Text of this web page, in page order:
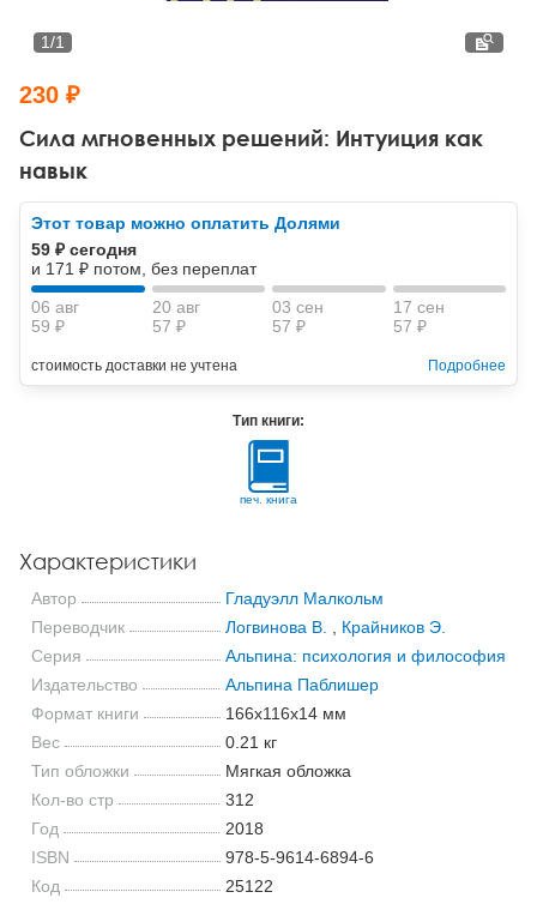
Другие направления психотерапии
Классический, эриксоновский гипноз и НЛП
НЛП
Социальная психология
Классический и юнгианский психоанализ
Сила мгновенных решений: Интуиция как
навык
1/1
230 ₽
Этот товар можно оплатить Долями
59 ₽ сегодня
и 171 ₽ потом, без переплат
06 авг
59 ₽
20 авг
57 ₽
03 сен
57 ₽
17 сен
57 ₽
стоимость доставки не учтена Подробнее
Тип книги:
печ. книга
Характеристики
Автор
Гладуэлл Малкольм
Переводчик
Логвинова В.
Крайников Э.
Серия
Альпина: психология и философия
Издательство
Альпина Паблишер
Формат книги
166x116x14 мм
Вес
0.21 кг
Тип обложки
Мягкая обложка
Кол-во стр
312
Год
2018
ISBN
978-5-9614-6894-6
Код
25122